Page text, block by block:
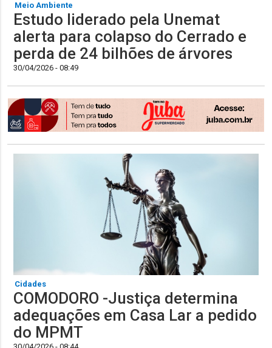
Meio Ambiente
Estudo liderado pela Unemat
alerta para colapso do Cerrado e
perda de 24 bilhões de árvores
30/04/2026 - 08:49
Cidades
COMODORO -Justiça determina
adequações em Casa Lar a pedido
do MPMT